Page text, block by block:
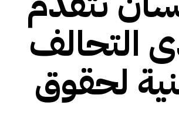
التحالف
لحقوق